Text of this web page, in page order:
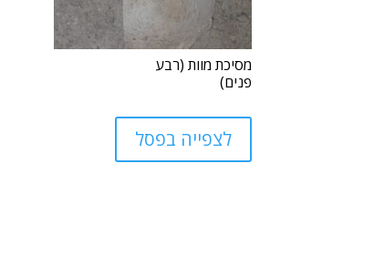
מסיכת מוות (רבע
פנים)
לצפייה בפסל